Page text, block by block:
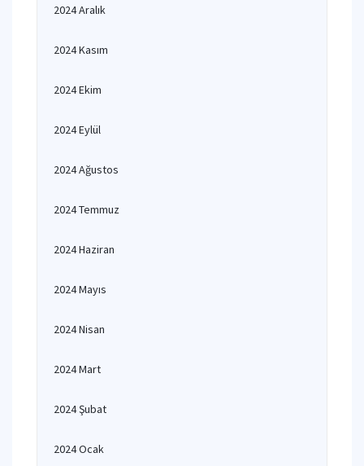
2024 Aralık
2024 Kasım
2024 Ekim
2024 Eylül
2024 Ağustos
2024 Temmuz
2024 Haziran
2024 Mayıs
2024 Nisan
2024 Mart
2024 Şubat
2024 Ocak